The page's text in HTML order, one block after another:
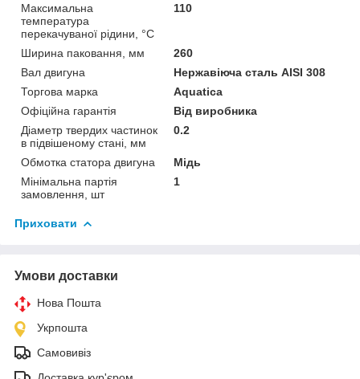
Максимальна
температура
перекачуваної рідини, °C
110
Ширина паковання, мм
260
Вал двигуна
Нержавіюча сталь AISI 308
Торгова марка
Aquatica
Офіційна гарантія
Від виробника
Діаметр твердих частинок
в підвішеному стані, мм
0.2
Обмотка статора двигуна
Мідь
Мінімальна партія
замовлення, шт
1
Приховати
Умови доставки
Нова Пошта
Укрпошта
Самовивіз